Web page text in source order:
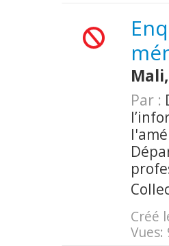
Par :
Créé
Vues: